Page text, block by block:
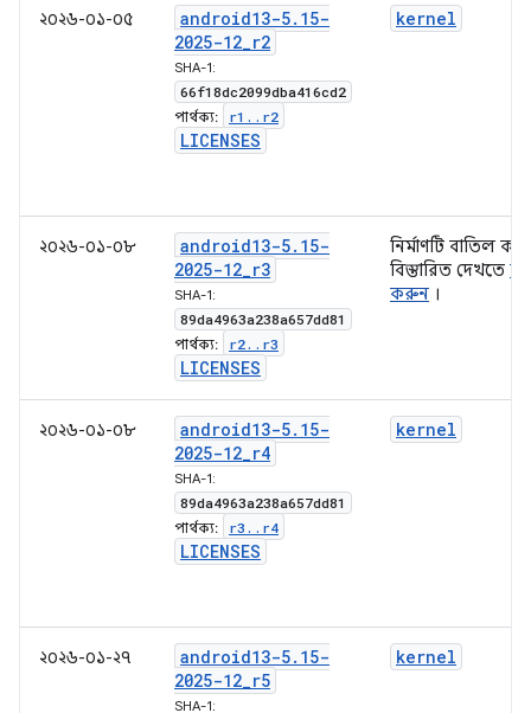
২০২৬-০১-০৫ android13-5. 15-
2025-12_r2
SHA-1:
66f18dc2099dba416cd2
পার্থক্য: r1 . . r2
LICENSES
kernel
২০২৬-০১-০৮ android13-5. 15-
2025-12_r3
SHA-1:
89da4963a238a657dd81
পার্থক্য: r2. . r3
LICENSES
নির্মাণটি বাতিল
বিস্তারিত দেখতে
করুন ।
২০২৬-০১-০৮ android13-5. 15-
2025-12_r4
SHA-1:
89da4963a238a657dd81
পার্থক্য: r3 . . r4
LICENSES
kernel
২০২৬-০১-২৭ android13-5. 15-
2025-12_r5
SHA-1:
kernel